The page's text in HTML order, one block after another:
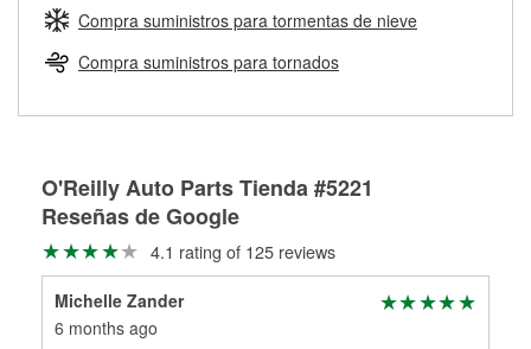
Más información sobre el Programa de Préstamo de
Herramientas de O'Reilly
medirán tus tambores o discos para determinar si pueden
ser rectificados con seguridad. Si tus tambores o discos no
pueden ser reutilizados, podemos ayudarte a encontrar las
partes de reemplazo correctas para tu reparación.
Rectificación de tambores y discos de freno
Compra suministros para tormentas de nieve
Compra suministros para tornados
O'Reilly Auto Parts Tienda #5221
Reseñas de Google
4.1 rating of 125 reviews
Michelle Zander
6 months ago